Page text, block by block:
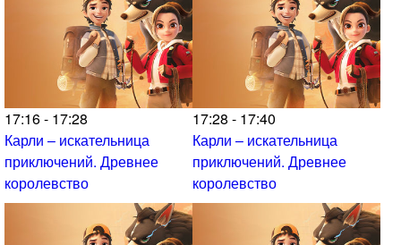
17:16 - 17:28
Карли – искательница
приключений. Древнее
королевство
17:28 - 17:40
Карли – искательница
приключений. Древнее
королевство